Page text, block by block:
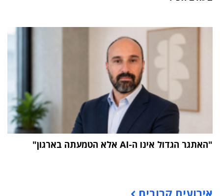
"האתגר הגדול אינו ה-AI אלא הטמעתה בארגון"
אירועים קרובים